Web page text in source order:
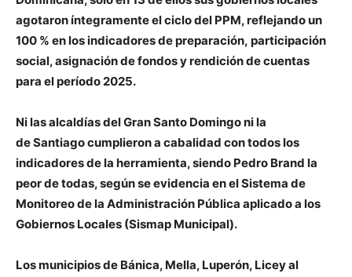
agotaron íntegramente el ciclo del PPM, reflejando un
100 % en los indicadores de preparación, participación
social, asignación de fondos y rendición de cuentas
para el período 2025.
Ni las alcaldías del Gran Santo Domingo ni la
de Santiago cumplieron a cabalidad con todos los
indicadores de la herramienta, siendo Pedro Brand la
peor de todas, según se evidencia en el Sistema de
Monitoreo de la Administración Pública aplicado a los
Gobiernos Locales (Sismap Municipal).
Los municipios de Bánica, Mella, Luperón, Licey al